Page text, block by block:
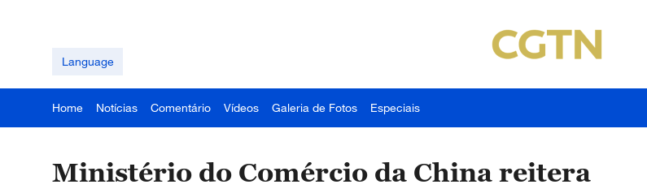
Language
Home Notícias Comentário Vídeos Galeria de Fotos Especiais
Ministério do Comércio da China reitera